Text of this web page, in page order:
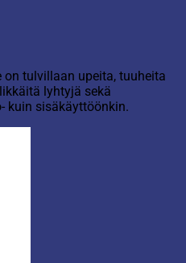
tulvillaan upeita, tuuheita
lyhtyjä sekä
kuin sisäkäyttöönkin.